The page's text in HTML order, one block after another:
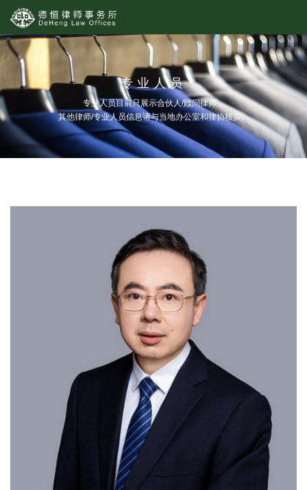
专业人员
专业人员目前只展示合伙人/顾问律师，
其他律师/专业人员信息请与当地办公室和律协核实。